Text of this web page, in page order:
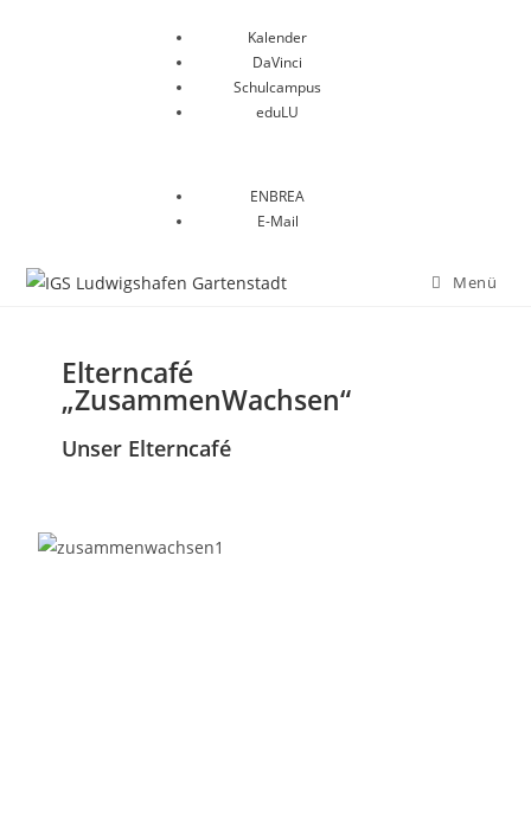
Kalender
DaVinci
Schulcampus
eduLU
ENBREA
E-Mail
Menü
Elterncafé
„ZusammenWachsen“
Unser Elterncafé